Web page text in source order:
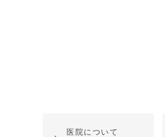
医院について